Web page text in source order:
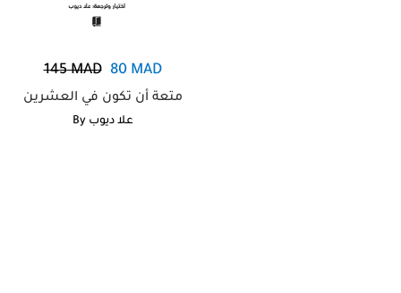
145MAD 80MAD
متعة أن تكون في العشرين
By علا ديوب